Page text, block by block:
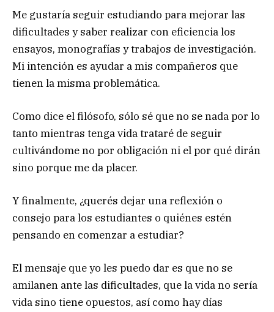
Me gustaría seguir estudiando para mejorar las
dificultades y saber realizar con eficiencia los
ensayos, monografías y trabajos de investigación.
Mi intención es ayudar a mis compañeros que
tienen la misma problemática.
Como dice el filósofo, sólo sé que no se nada por lo
tanto mientras tenga vida trataré de seguir
cultivándome no por obligación ni el por qué dirán
sino porque me da placer.
Y finalmente, ¿querés dejar una reflexión o
consejo para los estudiantes o quiénes estén
pensando en comenzar a estudiar?
El mensaje que yo les puedo dar es que no se
amilanen ante las dificultades, que la vida no sería
vida sino tiene opuestos, así como hay días